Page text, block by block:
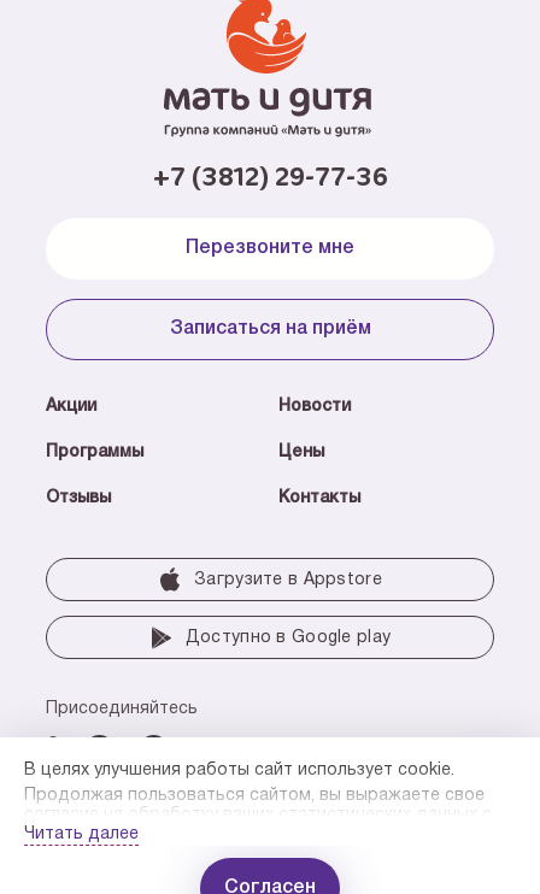
Акции
Программы
Отзывы
Новости
Цены
Контакты
+7 (3812) 29-77-36
Перезвоните мне
Записаться на приём
Загрузите в Аррstore
Доступно в Google play
Присоединяйтесь
© 2026 Группа компаний «Мать и дитя»
В целях улучшения работы сайт использует cookie.
Продолжая пользоваться сайтом, вы выражаете свое
согласие на обработку ваших статистических данных с
использованием метрических программ.
В случае отказа вы можете отключить сохранение cookie
в настройках вашего браузера или прекратить
Читать далее
Согласен